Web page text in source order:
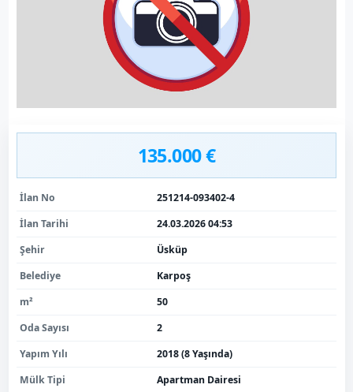
135.000 €
İlan No
251214-093402-4
İlan Tarihi
24.03.2026 04:53
Şehir
Üsküp
Belediye
Karpoş
m²
50
Oda Sayısı
2
Yapım Yılı
2018 (8 Yaşında)
Mülk Tipi
Apartman Dairesi